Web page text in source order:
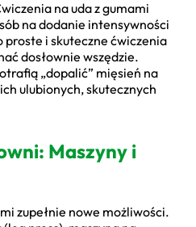
na uda z gumami
na dodanie intensywności
i skuteczne ćwiczenia
dosłownie wszędzie.
„dopalić” mięsień na
ulubionych, skutecznych
Maszyny i
zupełnie nowe możliwości.